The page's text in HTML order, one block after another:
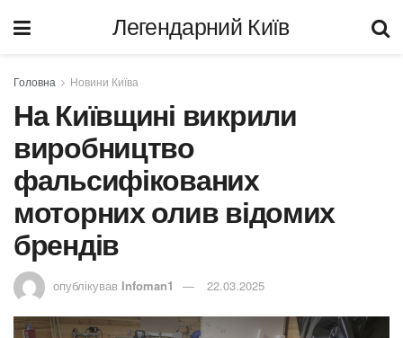
Легендарний Київ
Головна Новини Київа
На Київщині викрили
виробництво
фальсифікованих
моторних олив відомих
брендів
опублікував Infoman1 22.03.2025